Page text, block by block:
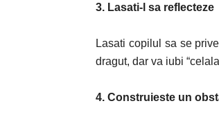
3. Lasati-l sa reflecteze
Lasati copilul sa se
dragut, dar va iubi
4. Construieste un